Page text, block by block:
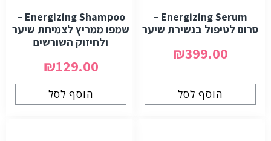
Energizing Serum –
סרום לטיפול בנשירת שיער
₪399.00
הוסף לסל
Energizing Shampoo –
שמפו ממריץ לצמיחת שיער
ולחיזוק השורשים
₪129.00
הוסף לסל